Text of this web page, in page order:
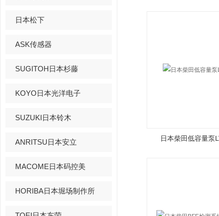
日本松下
ASK传感器
SUGITOH日本杉藤
KOYO日本光洋电子
SUZUKI日本铃木
ANRITSU日本安立
MACOME日本码控美
HORIBA日本堀场制作所
日本柴田低容量泵